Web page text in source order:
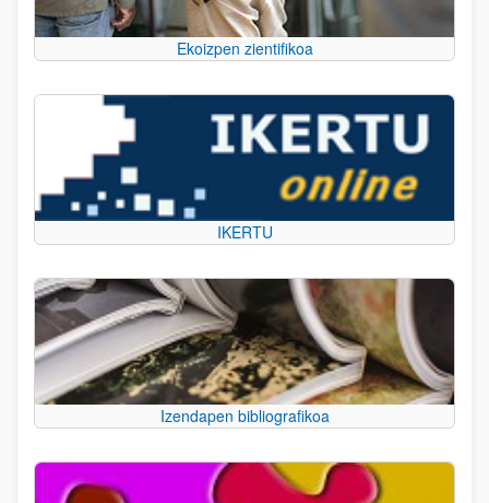
Ekoizpen zientifikoa
IKERTU
Izendapen bibliografikoa